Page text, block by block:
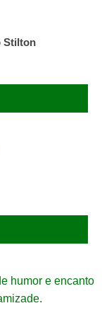
Stilton